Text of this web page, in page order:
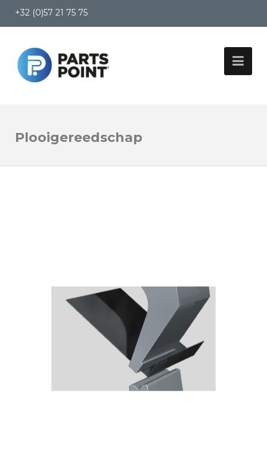
+32 (0)57 21 75 75
Plooigereedschap